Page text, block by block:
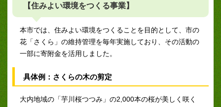
【住みよい環境をつくる事業】
本市では、住みよい環境をつくることを目的として、市の
花「さくら」の維持管理を毎年実施しており、その活動の
一部に寄附金を活用しました。
具体例：さくらの木の剪定
大内地域の「芋川桜つつみ」の2,000本の桜が美しく咲く